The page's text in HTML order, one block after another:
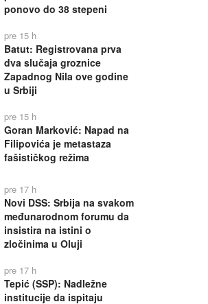
ponovo do 38 stepeni
pre 15 h
Batut: Registrovana prva
dva slučaja groznice
Zapadnog Nila ove godine
u Srbiji
pre 15 h
Goran Marković: Napad na
Filipovića je metastaza
fašističkog režima
pre 17 h
Novi DSS: Srbija na svakom
međunarodnom forumu da
insistira na istini o
zločinima u Oluji
pre 17 h
Tepić (SSP): Nadležne
institucije da ispitaju